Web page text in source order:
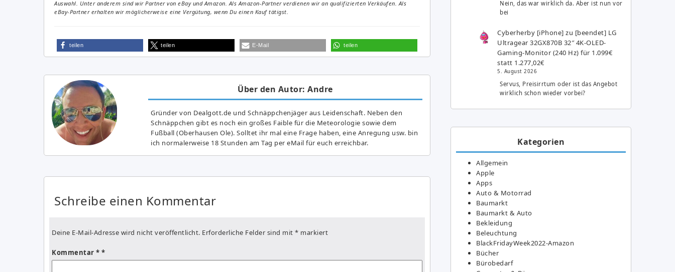
Auswahl. Unter anderem sind wir Partner von eBay und Amazon. Als Amazon-Partner verdienen wir an qualifizierten Verkäufen. Als
eBay-Partner erhalten wir möglicherweise eine Vergütung, wenn Du einen Kauf tätigst.
teilen teilen E-Mail teilen
Über den Autor: Andre
Gründer von Dealgott.de und Schnäppchenjäger aus Leidenschaft. Neben den
Schnäppchen gibt es noch ein großes Fai­ble für die Meteorologie sowie dem
Fußball (Oberhausen Ole). Solltet ihr mal eine Frage haben, eine Anregung usw. bin
ich normalerweise 18 Stunden am Tag per eMail für euch erreichbar.
Schreibe einen Kommentar
Deine E-Mail-Adresse wird nicht veröffentlicht. Erforderliche Felder sind mit * markiert
Kommentar *
Nein, das war wirklich da. Aber ist nun vor
bei
Cyberherby [iPhone] zu [beendet] LG
Ultragear 32GX870B 32″ 4K-OLED-
Gaming-Monitor (240 Hz) für 1.099€
statt 1.277,02€
5. August 2026
Servus, Preisirrtum oder ist das Angebot
wirklich schon wieder vorbei?
Kategorien
Allgemein
Apple
Apps
Auto & Motorrad
Baumarkt
Baumarkt & Auto
Bekleidung
Beleuchtung
BlackFridayWeek2022-Amazon
Bücher
Bürobedarf